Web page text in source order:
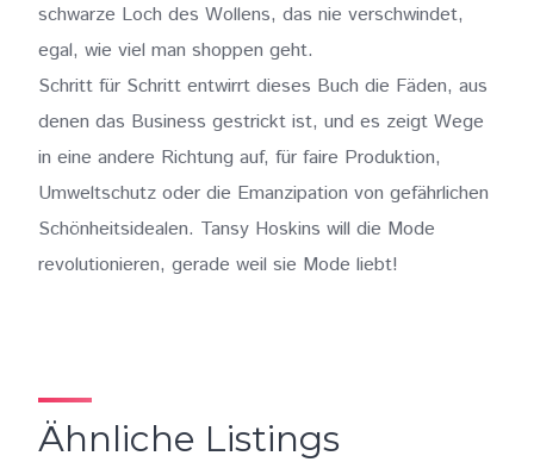
schwarze Loch des Wollens, das nie verschwindet,
egal, wie viel man shoppen geht.
Schritt für Schritt entwirrt dieses Buch die Fäden, aus
denen das Business gestrickt ist, und es zeigt Wege
in eine andere Richtung auf, für faire Produktion,
Umweltschutz oder die Emanzipation von gefährlichen
Schönheitsidealen. Tansy Hoskins will die Mode
revolutionieren, gerade weil sie Mode liebt!
Ähnliche Listings